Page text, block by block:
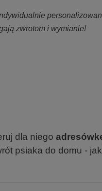
zwrotom i wymianie!
dla niego
psiaka do domu -